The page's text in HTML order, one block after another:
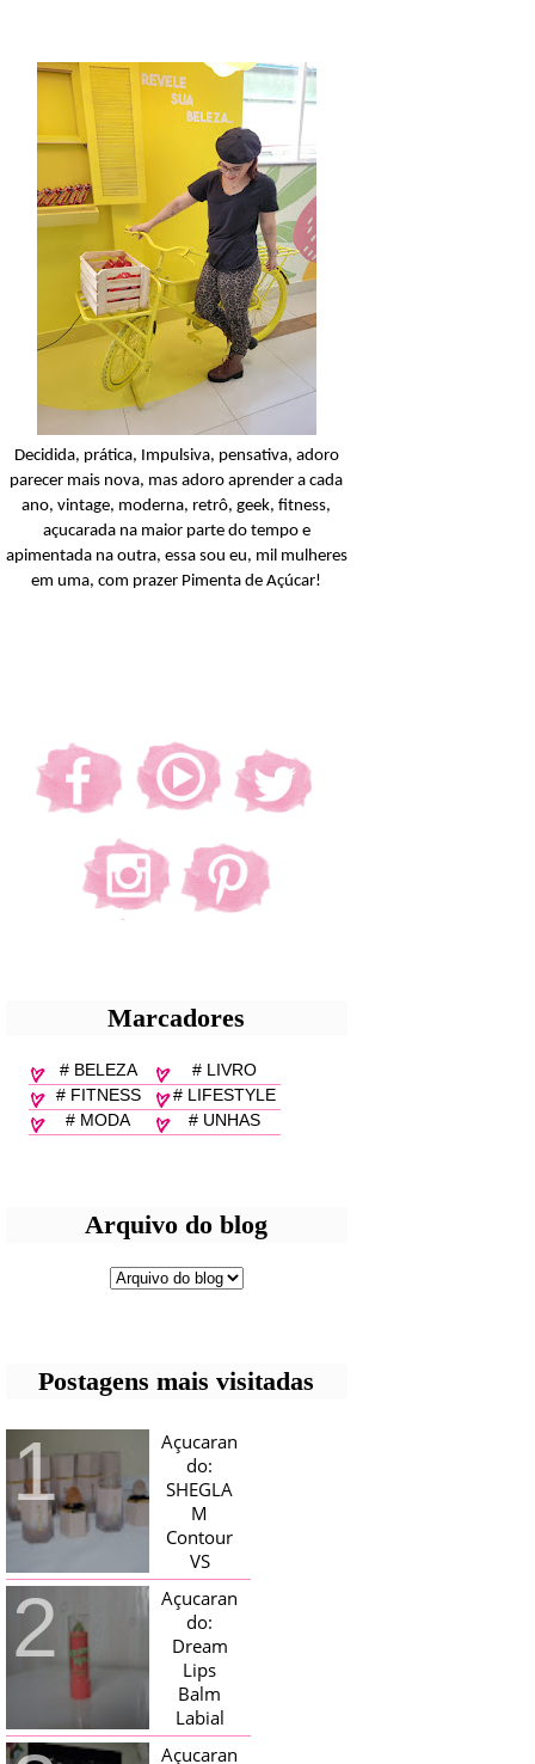
Açucarando:
Naturals Neutro
Balanceada Shampoo
Decidida, prática, Impulsiva, pensativa, adoro
parecer mais nova, mas adoro aprender a cada
ano, vintage, moderna, retrô, geek, fitness,
açucarada na maior parte do tempo e
apimentada na outra, essa sou eu, mil mulheres
em uma, com prazer Pimenta de Açúcar!
Marcadores
# BELEZA
# LIVRO
# FITNESS
# LIFESTYLE
# MODA
# UNHAS
Arquivo do blog
Postagens mais visitadas
Açucaran
do:
SHEGLA
M
Contour
VS
Bronzer!
HELLO AÇUCARADAS, E NESTE
MÊS CHEGOU AQUI EM CASA UMA
CAIXA RECHEADA DE SHEGLAM,
TINHA BLUSH, ILUMINADORES E
TODOS OS BRONZER E
CONTORNOS ...
Açucaran
do:
Dream
Lips
Balm
Labial
Magico
Açucaran